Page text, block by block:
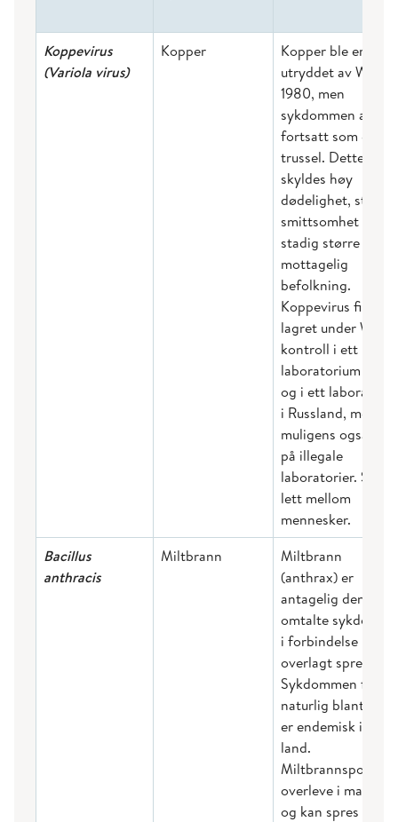
Koppevirus
(Variola virus)
Kopper
Kopper ble erklært
utryddet av WHO i
1980, men
sykdommen
fortsatt som en
trussel. Dette
skyldes høy
dødelighet, stor
smittsomhet og
stadig større grad
mottagelig
befolkning.
Koppevirus finnes
lagret under
kontroll i ett
laboratorium USA
og i ett
i Russland, men
muligens også
på illegale
laboratorier.
lett mellom
mennesker.
Bacillus
anthracis
Miltbrann
Miltbrann
(anthrax) er
antagelig den mest
omtalte
i forbindelse med
overlagt
Sykdommen finnes
naturlig blant dyr,
er endemisk i flere
land.
Miltbrannsporer
overleve i mange
og kan spres over